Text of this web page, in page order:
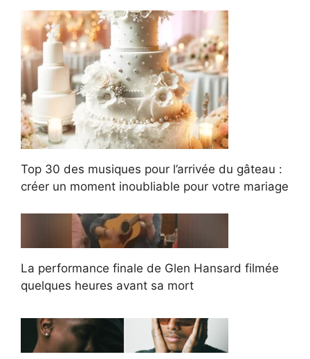
Top 30 des musiques pour l’arrivée du gâteau :
créer un moment inoubliable pour votre mariage
La performance finale de Glen Hansard filmée
quelques heures avant sa mort